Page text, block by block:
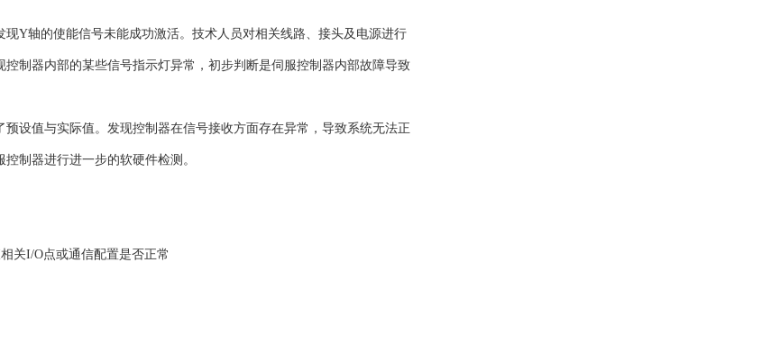
Y轴的使能信号未能成功激活。技术人员对相关线路、接头及电源进行
制器内部的某些信号指示灯异常，初步判断是伺服控制器内部故障导致
设值与实际值。发现控制器在信号接收方面存在异常，导致系统无法正
制器进行进一步的软硬件检测。
关I/O点或通信配置是否正常